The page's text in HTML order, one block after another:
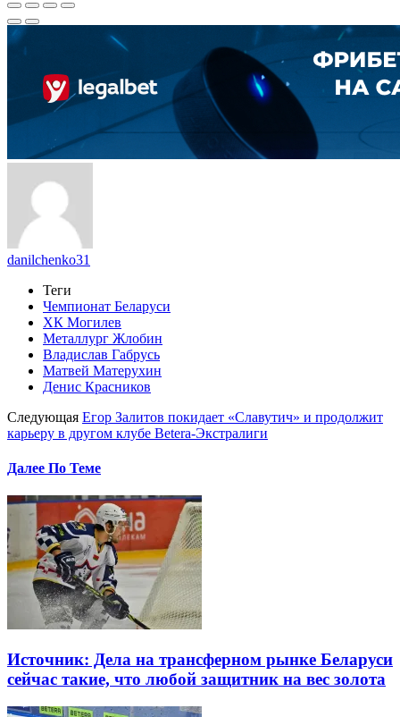
danilchenko31
Теги
Чемпионат Беларуси
ХК Могилев
Металлург Жлобин
Владислав Габрусь
Матвей Матерухин
Денис Красников
Следующая Егор Залитов покидает «Славутич» и продолжит
карьеру в другом клубе Betera-Экстралиги
Далее По Теме
Источник: Дела на трансферном рынке Беларуси
сейчас такие, что любой защитник на вес золота